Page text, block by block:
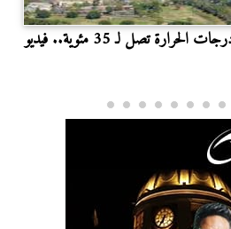
تصل لـ 35 مئوية.. فيديو